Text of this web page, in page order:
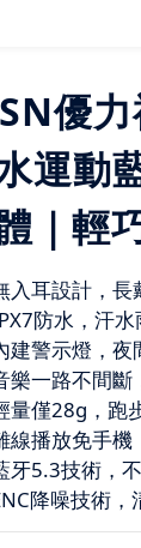
優
運動
｜輕
入耳設計，長
防水，汗
建警示燈，
樂一路不間
量僅28g，跑
線播放免手機
牙5.3技術，
降噪技術，